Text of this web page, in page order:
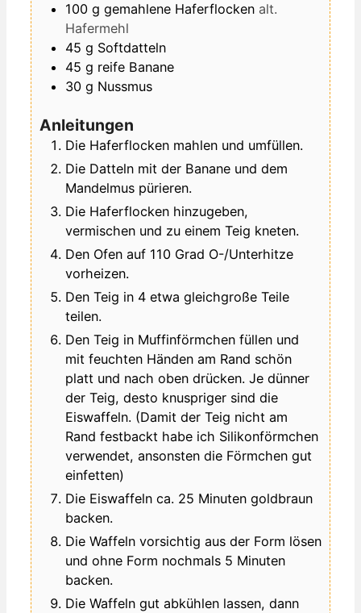
100 g gemahlene Haferflocken alt.
Hafermehl
45 g Softdatteln
45 g reife Banane
30 g Nussmus
Anleitungen
Die Haferflocken mahlen und umfüllen.
Die Datteln mit der Banane und dem
Mandelmus pürieren.
Die Haferflocken hinzugeben,
vermischen und zu einem Teig kneten.
Den Ofen auf 110 Grad O-/Unterhitze
vorheizen.
Den Teig in 4 etwa gleichgroße Teile
teilen.
Den Teig in Muffinförmchen füllen und
mit feuchten Händen am Rand schön
platt und nach oben drücken. Je dünner
der Teig, desto knuspriger sind die
Eiswaffeln. (Damit der Teig nicht am
Rand festbackt habe ich Silikonförmchen
verwendet, ansonsten die Förmchen gut
einfetten)
Die Eiswaffeln ca. 25 Minuten goldbraun
backen.
Die Waffeln vorsichtig aus der Form lösen
und ohne Form nochmals 5 Minuten
backen.
Die Waffeln gut abkühlen lassen, dann